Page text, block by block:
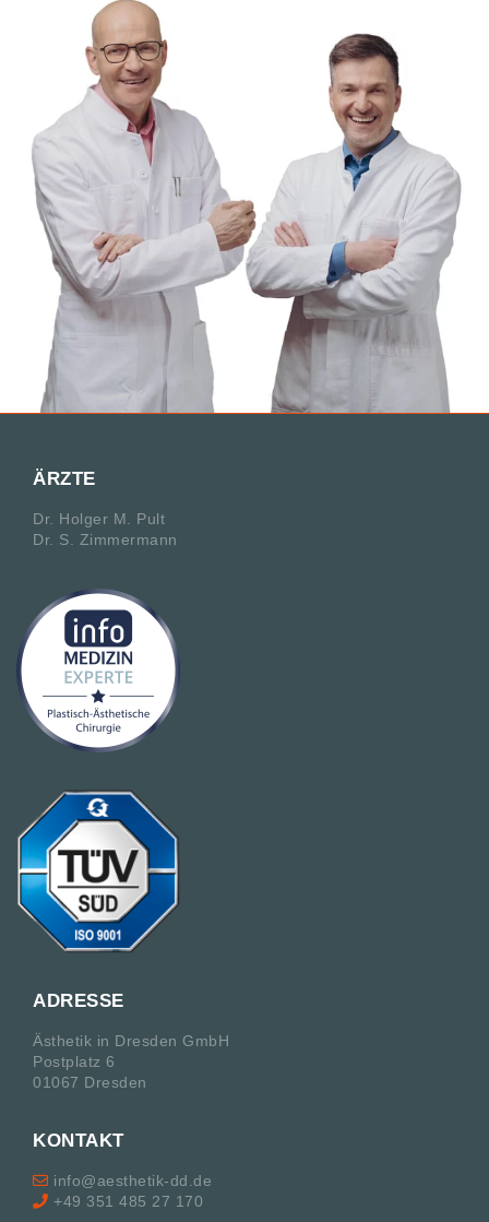
ÄRZTE
Dr. Holger M. Pult
Dr. S. Zimmermann
ADRESSE
Ästhetik in Dresden GmbH
Postplatz 6
01067 Dresden
KONTAKT
info@aesthetik-dd.de
+49 351 485 27 170